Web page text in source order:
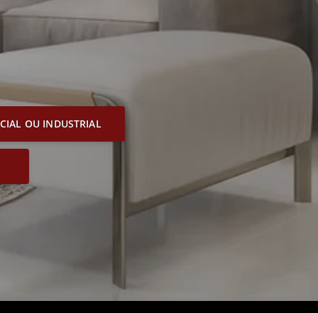
OU INDUSTRIAL